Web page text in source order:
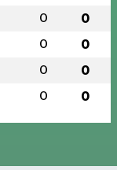
0 0
0 0
0 0
0 0